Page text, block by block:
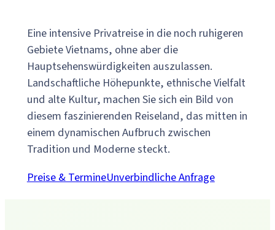
Eine intensive Privatreise in die noch ruhigeren
Gebiete Vietnams, ohne aber die
Hauptsehenswürdigkeiten auszulassen.
Landschaftliche Höhepunkte, ethnische Vielfalt
und alte Kultur, machen Sie sich ein Bild von
diesem faszinierenden Reiseland, das mitten in
einem dynamischen Aufbruch zwischen
Tradition und Moderne steckt.
Preise & TermineUnverbindliche Anfrage